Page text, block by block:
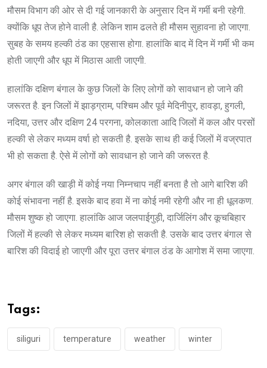
मौसम विभाग की ओर से दी गई जानकारी के अनुसार दिन में गर्मी बनी रहेगी.
क्योंकि धूप तेज होने वाली है. लेकिन शाम ढलते ही मौसम सुहावना हो जाएगा.
सुबह के समय हल्की ठंड का एहसास होगा. हालांकि बाद में दिन में गर्मी भी कम
होती जाएगी और धूप में मिठास आती जाएगी.
हालांकि दक्षिण बंगाल के कुछ जिलों के लिए लोगों को सावधान हो जाने की
जरूरत है. इन जिलों में झाड़ग्राम, पश्चिम और पूर्व मेदिनीपुर, हावड़ा, हुगली,
नदिया, उत्तर और दक्षिण 24 परगना, कोलकाता आदि जिलों में कल और परसों
हल्की से लेकर मध्यम वर्षा हो सकती है. इसके साथ ही कई जिलों में वज्रपात
भी हो सकता है. ऐसे में लोगों को सावधान हो जाने की जरूरत है.
अगर बंगाल की खाड़ी में कोई नया निम्नचाप नहीं बनता है तो आगे बारिश की
कोई संभावना नहीं है. इसके बाद हवा में ना कोई नमी रहेगी और ना ही धूलकण.
मौसम शुष्क हो जाएगा. हालांकि आज जलपाईगुड़ी, दार्जिलिंग और कूचबिहार
जिलों में हल्की से लेकर मध्यम बारिश हो सकती है. उसके बाद उत्तर बंगाल से
बारिश की विदाई हो जाएगी और पूरा उत्तर बंगाल ठंड के आगोश में समा जाएगा.
Tags:
siliguri temperature weather winter